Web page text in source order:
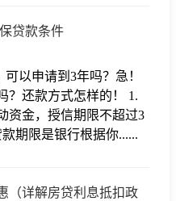
贷款条件
以申请到3年吗？急！
？还款方式怎样的！ 1.
资金，授信期限不超过3
期限是银行根据你......
（详解房贷利息抵扣政